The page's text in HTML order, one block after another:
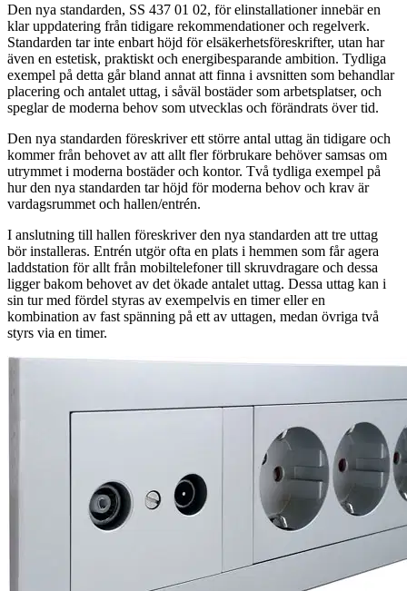
Den nya standarden, SS 437 01 02, för elinstallationer innebär en
klar uppdatering från tidigare rekommendationer och regelverk.
Standarden tar inte enbart höjd för elsäkerhetsföreskrifter, utan har
även en estetisk, praktiskt och energibesparande ambition. Tydliga
exempel på detta går bland annat att finna i avsnitten som behandlar
placering och antalet uttag, i såväl bostäder som arbetsplatser, och
speglar de moderna behov som utvecklas och förändrats över tid.
Den nya standarden föreskriver ett större antal uttag än tidigare och
kommer från behovet av att allt fler förbrukare behöver samsas om
utrymmet i moderna bostäder och kontor. Två tydliga exempel på
hur den nya standarden tar höjd för moderna behov och krav är
vardagsrummet och hallen/entrén.
I anslutning till hallen föreskriver den nya standarden att tre uttag
bör installeras. Entrén utgör ofta en plats i hemmen som får agera
laddstation för allt från mobiltelefoner till skruvdragare och dessa
ligger bakom behovet av det ökade antalet uttag. Dessa uttag kan i
sin tur med fördel styras av exempelvis en timer eller en
kombination av fast spänning på ett av uttagen, medan övriga två
styrs via en timer.